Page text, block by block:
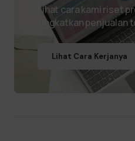
Lihat cara kami riset
tingkatkan penjualan
Lihat Cara Kerjanya